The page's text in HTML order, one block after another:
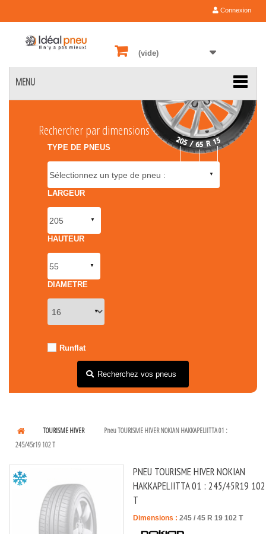
Connexion
(vide)
MENU
Rechercher par dimensions
TYPE DE PNEUS
LARGEUR
HAUTEUR
DIAMETRE
Runflat
Recherchez vos pneus
TOURISME HIVER
Pneu TOURISME HIVER NOKIAN HAKKAPELIITTA 01 :
245/45r19 102 T
PNEU TOURISME HIVER NOKIAN
HAKKAPELIITTA 01 : 245/45R19 102
T
Dimensions : 245 / 45 R 19 102 T